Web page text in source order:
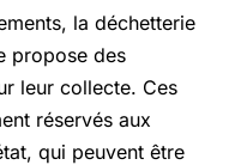
la déchetterie
propose des
leur collecte. Ces
réservés aux
qui peuvent être